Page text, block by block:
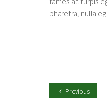
pharetra, nulla
Previous